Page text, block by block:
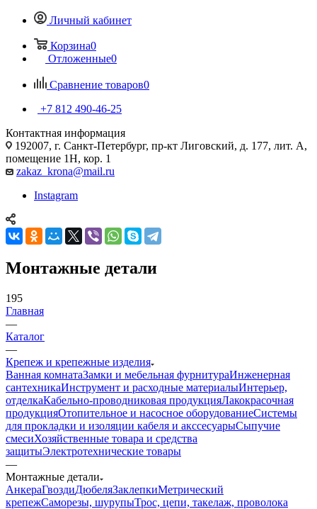
Личный кабинет
Корзина0
Отложенные0
Сравнение товаров0
+7 812 490-46-25
Контактная информация
192007, г. Санкт-Петербург, пр-кт Лиговский, д. 177, лит. А,
помещение 1Н, кор. 1
zakaz_krona@mail.ru
Instagram
Монтажные детали
195
Главная
—
Каталог
—
Крепеж и крепежные изделия
Ванная комнатаЗамки и мебельная фурнитураИнженерная
сантехникаИнструмент и расходные материалыИнтерьер,
отделкаКабельно-проводниковая продукцияЛакокрасочная
продукцияОтопительное и насосное оборудованиеСистемы
для прокладки и изоляции кабеля и акссесуарыСыпучие
смесиХозяйственные товара и средства
защитыЭлектротехнические товары
—
Монтажные детали
АнкераГвоздиДюбеляЗаклепкиМетрический
крепежСаморезы, шурупыТрос, цепи, такелаж, проволока